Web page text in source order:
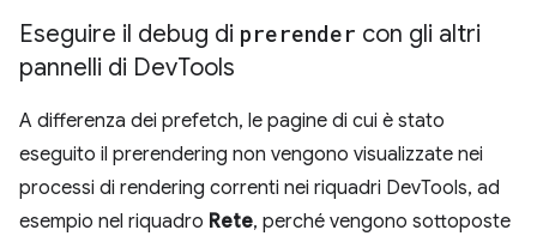
Eseguire il debug di prerender con gli altri
pannelli di DevTools
A differenza dei prefetch, le pagine di cui è stato
eseguito il prerendering non vengono visualizzate nei
processi di rendering correnti nei riquadri DevTools, ad
esempio nel riquadro Rete, perché vengono sottoposte